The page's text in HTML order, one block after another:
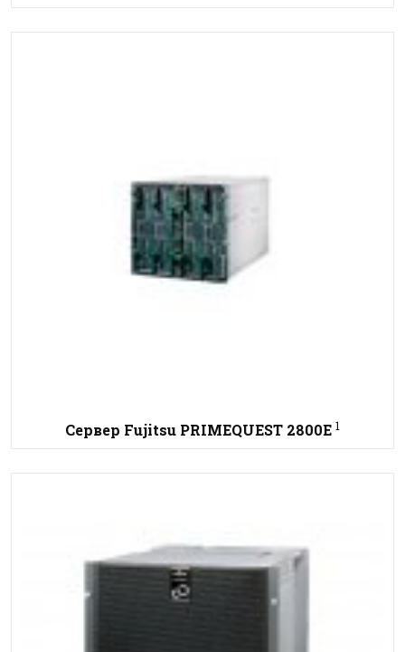
Сервер Fujitsu PRIMEQUEST 2800E 1